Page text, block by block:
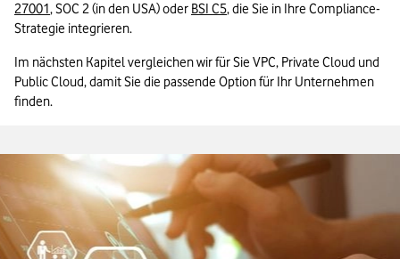
27001, SOC 2 (in den USA) oder BSI C5, die Sie in Ihre Compliance-
Strategie integrieren.
Im nächsten Kapitel vergleichen wir für Sie VPC, Private Cloud und
Public Cloud, damit Sie die passende Option für Ihr Unternehmen
finden.